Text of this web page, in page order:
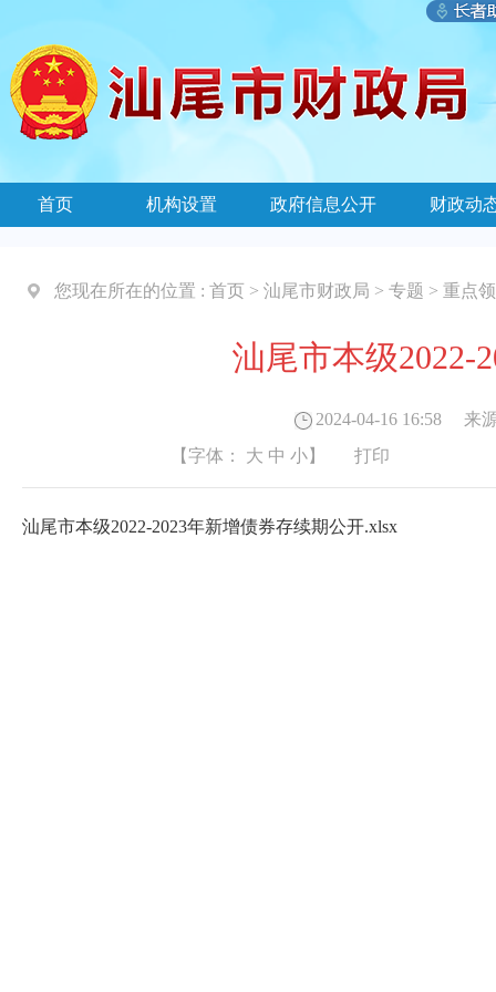
首页 机构设置 政府信息公开 财政动
您现在所在的位置 : 首页 > 汕尾市财政局 > 专题 > 重点
汕尾市本级2022-
2024-04-16 16:58 来
【字体： 大 中 小】 打印
汕尾市本级2022-2023年新增债券存续期公开.xlsx